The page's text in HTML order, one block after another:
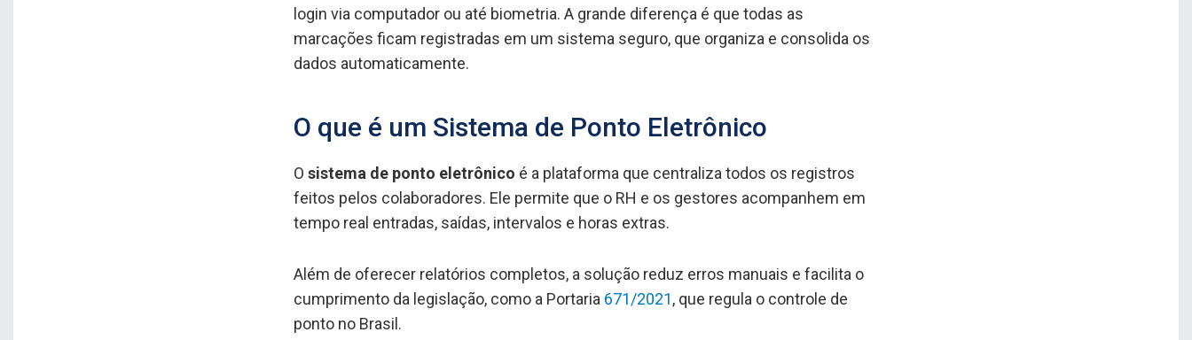
login via computador ou até biometria. A grande diferença é que todas as
marcações ficam registradas em um sistema seguro, que organiza e consolida os
dados automaticamente.
O que é um Sistema de Ponto Eletrônico
O sistema de ponto eletrônico é a plataforma que centraliza todos os registros
feitos pelos colaboradores. Ele permite que o RH e os gestores acompanhem em
tempo real entradas, saídas, intervalos e horas extras.
Além de oferecer relatórios completos, a solução reduz erros manuais e facilita o
cumprimento da legislação, como a Portaria 671/2021, que regula o controle de
ponto no Brasil.